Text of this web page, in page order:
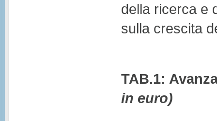
della ricerca e
sulla crescita
TAB.1:
in euro)